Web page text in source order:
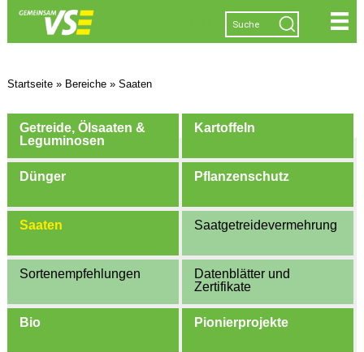
Startseite» Bereiche» Saaten
Getreide, Ölsaaten &
Leguminosen
Kartoffeln
Dünger Pflanzenschutz
Saaten Saatgetreidevermehrung
Sortenempfehlungen
Datenblätter und
Zertifikate
Bio Pionierprojekte